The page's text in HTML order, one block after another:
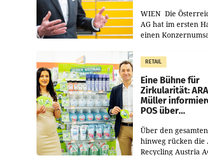
WIEN Die
AG hat im ersten
einen
erwirtschaftet, was
von 3,8 Prozent
dem
RETAIL
Eine Bühne für
Zirkularität:
Müller
POS über
Über den
hinweg rücken die
Recycling Austria